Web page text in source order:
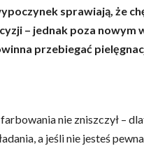
sprawiają, że
– jednak poza
przebiegać
nie zniszczył –
a jeśli nie jesteś